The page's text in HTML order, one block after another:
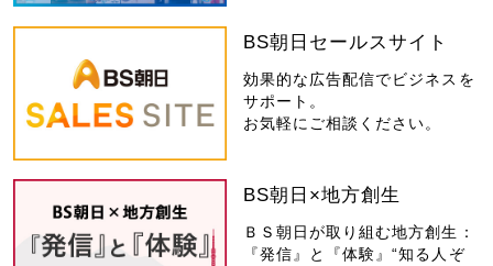
BS朝日セールスサイト
効果的な広告配信でビジネスを
サポート。
お気軽にご相談ください。
BS朝日×地方創生
ＢＳ朝日が取り組む地方創生：
『発信』と『体験』“知る人ぞ